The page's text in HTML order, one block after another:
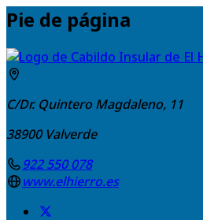
Pie de página
C/Dr. Quintero Magdaleno, 11
38900 Valverde
922 550 078
www.elhierro.es